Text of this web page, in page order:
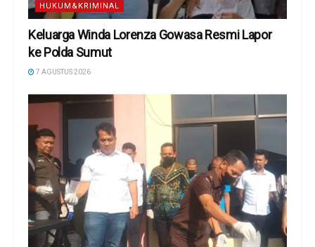
HUKUM&KRIMINAL
Keluarga Winda Lorenza Gowasa Resmi Lapor
ke Polda Sumut
7 AGUSTUS 2026